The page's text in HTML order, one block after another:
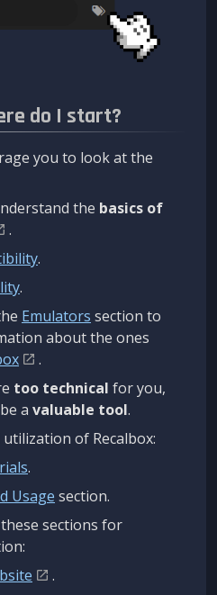
do I start?
you to look at the
the basics of
.
.
.
Emulators section to
about the ones
.
too technical for you,
a valuable tool.
of Recalbox:
.
Usage section.
sections for
.